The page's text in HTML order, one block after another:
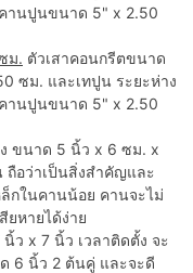
คานปูนขนาด 5" x 2.50
ม. ตัวเสาคอนกรีตขนาด
ซม. และเทปูน ระยะห่าง
คานปูนขนาด 5" x 2.50
ขนาด 5 นิ้ว x 6 ซม. x
ถือว่าเป็นสิ่งสำคัญและ
กในคานน้อย คานจะไม่
ยหายได้ง่าย
ว x 7 นิ้ว เวลาติดตั้ง จะ
6 นิ้ว 2 ต้นคู่ และจะดี